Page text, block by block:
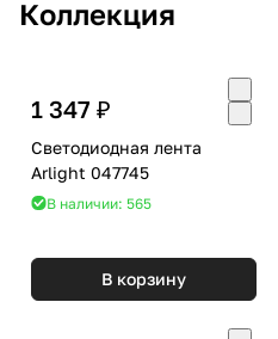
Коллекция
1 347 ₽
Светодиодная лента
Arlight 047745
В наличии: 565
В корзину